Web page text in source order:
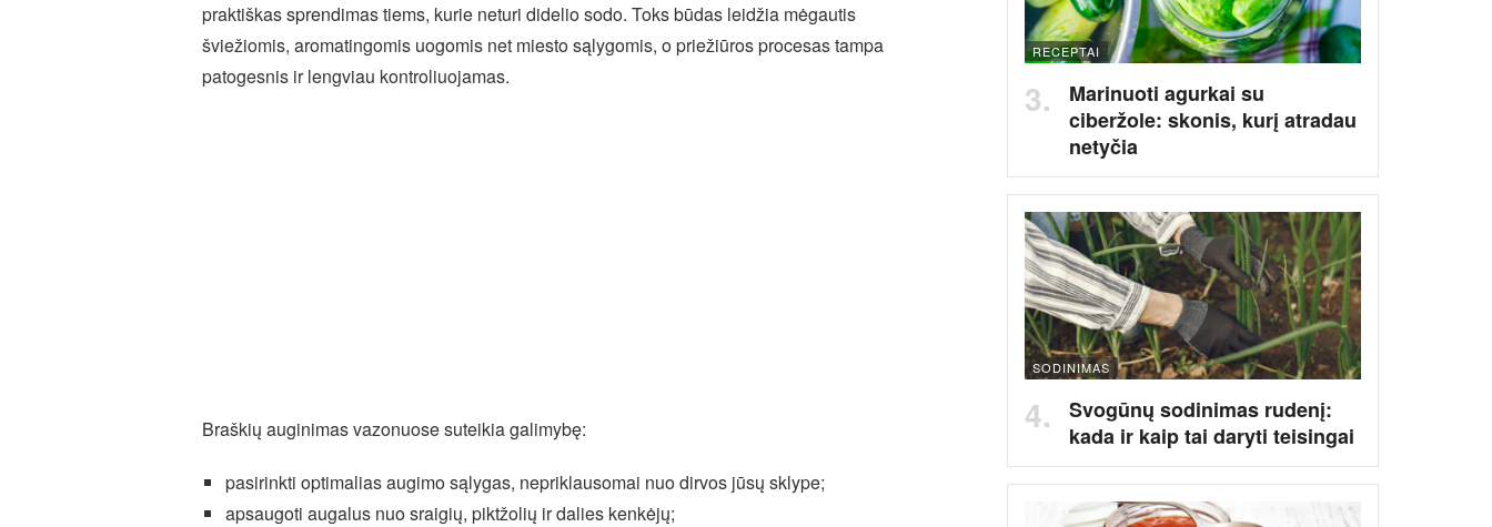
praktiškas sprendimas tiems, kurie neturi didelio sodo. Toks būdas leidžia mėgautis
šviežiomis, aromatingomis uogomis net miesto sąlygomis, o priežiūros procesas tampa
patogesnis ir lengviau kontroliuojamas.
Braškių auginimas vazonuose suteikia galimybę:
pasirinkti optimalias augimo sąlygas, nepriklausomai nuo dirvos jūsų sklype;
apsaugoti augalus nuo sraigių, piktžolių ir dalies kenkėjų;
RECEPTAI
Marinuoti agurkai su
ciberžole: skonis, kurį atradau
netyčia
SODINIMAS
Svogūnų sodinimas rudenį:
kada ir kaip tai daryti teisingai